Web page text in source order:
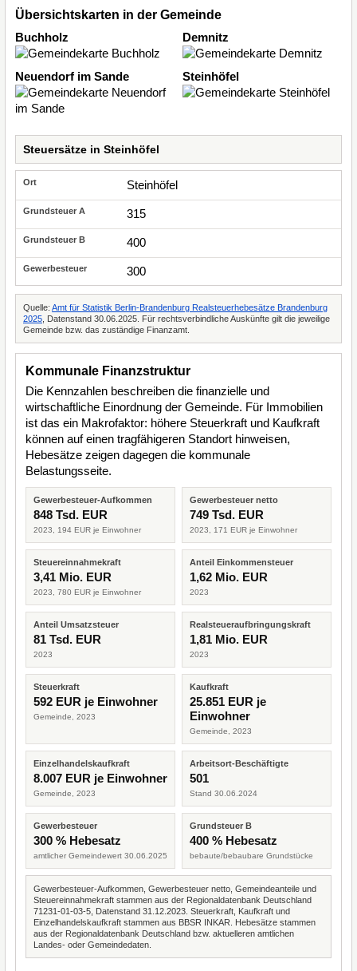
Übersichtskarten in der Gemeinde
Buchholz
Demnitz
Neuendorf im Sande Steinhöfel
Steuersätze in Steinhöfel
Steinhöfel
315
400
300
Quelle: Amt für Statistik Berlin-Brandenburg Realsteuerhebesätze Brandenburg
2025 , Datenstand 30.06.2025. Für rechtsverbindliche Auskünfte gilt die jeweilige
Gemeinde bzw. das zuständige Finanzamt.
Kommunale Finanzstruktur
Die Kennzahlen beschreiben die finanzielle und
wirtschaftliche Einordnung der Gemeinde. Für Immobilien
ist das ein Makrofaktor: höhere Steuerkraft und Kaufkraft
können auf einen tragfähigeren Standort hinweisen,
Hebesätze zeigen dagegen die kommunale
Belastungsseite.
Gewerbesteuer-Aufkommen
848 Tsd. EUR
2023, 194 EUR je Einwohner
Gewerbesteuer netto
749 Tsd. EUR
2023, 171 EUR je Einwohner
Steuereinnahmekraft
3,41 Mio. EUR
2023, 780 EUR je Einwohner
Anteil Einkommensteuer
1,62 Mio. EUR
2023
Anteil Umsatzsteuer
81 Tsd. EUR
2023
Realsteueraufbringungskraft
1,81 Mio. EUR
2023
Steuerkraft
592 EUR je Einwohner
Gemeinde, 2023
Kaufkraft
25.851 EUR je
Einwohner
Gemeinde, 2023
Einzelhandelskaufkraft
8.007 EUR je Einwohner
Gemeinde, 2023
Arbeitsort-Beschäftigte
501
Stand 30.06.2024
Gewerbesteuer
300 % Hebesatz
amtlicher Gemeindewert 30.06.2025
Grundsteuer B
400 % Hebesatz
bebaute/bebaubare Grundstücke
Gewerbesteuer-Aufkommen, Gewerbesteuer netto, Gemeindeanteile und
Steuereinnahmekraft stammen aus der Regionaldatenbank Deutschland
71231-01-03-5, Datenstand 31.12.2023. Steuerkraft, Kaufkraft und
Einzelhandelskaufkraft stammen aus BBSR INKAR. Hebesätze stammen
aus der Regionaldatenbank Deutschland bzw. aktuelleren amtlichen
Landes- oder Gemeindedaten.